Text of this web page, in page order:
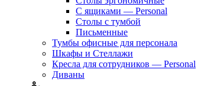
С ящиками — Personal
Столы с тумбой
Письменные
Тумбы офисные для персонала
Шкафы и Стеллажи
Кресла для сотрудников — Personal
Диваны